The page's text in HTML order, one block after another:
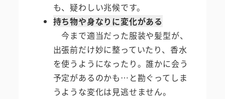
も、疑わしい兆候です。
持ち物や身なりに変化がある
今まで適当だった服装や髪型が、
出張前だけ妙に整っていたり、香水
を使うようになったり。誰かに会う
予定があるのかも…と勘ぐってしま
うような変化は見逃せません。